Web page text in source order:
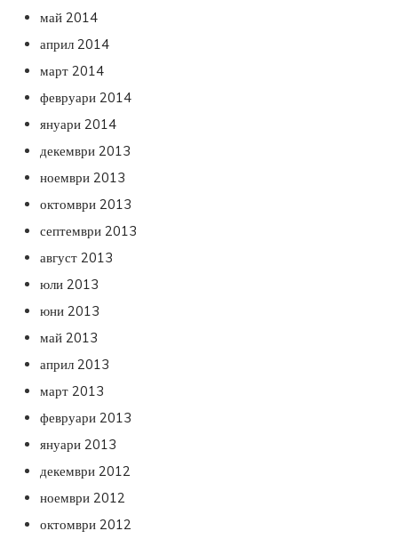
май 2014
април 2014
март 2014
февруари 2014
януари 2014
декември 2013
ноември 2013
октомври 2013
септември 2013
август 2013
юли 2013
юни 2013
май 2013
април 2013
март 2013
февруари 2013
януари 2013
декември 2012
ноември 2012
октомври 2012